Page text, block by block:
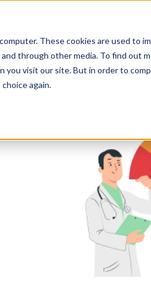
These cookies are used to
through other media. To find out
you visit our site. But in order to
again.